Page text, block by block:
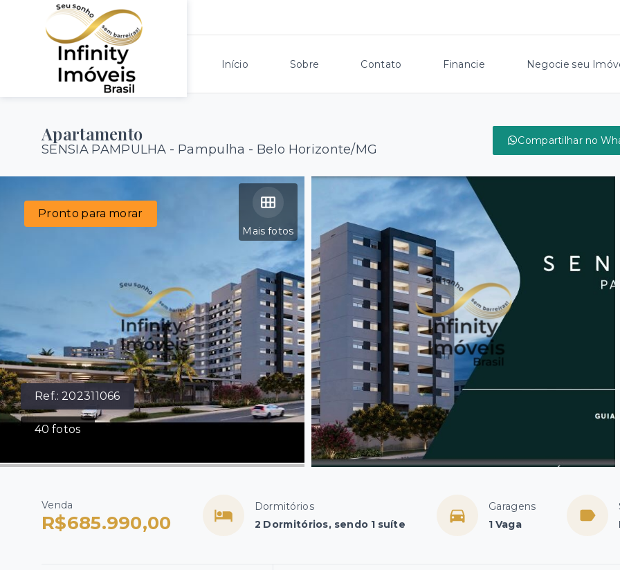
Início Sobre Contato Financie Negocie seu
Apartamento
SENSIA PAMPULHA - Pampulha - Belo Horizonte/MG
Compartilhar no
Ref.: 202311066
40 fotos
Mais fotos
Pronto para morar
Venda
R$685.990,00
Dormitórios
2 Dormitórios, sendo 1 suíte
Garagens
1 Vaga